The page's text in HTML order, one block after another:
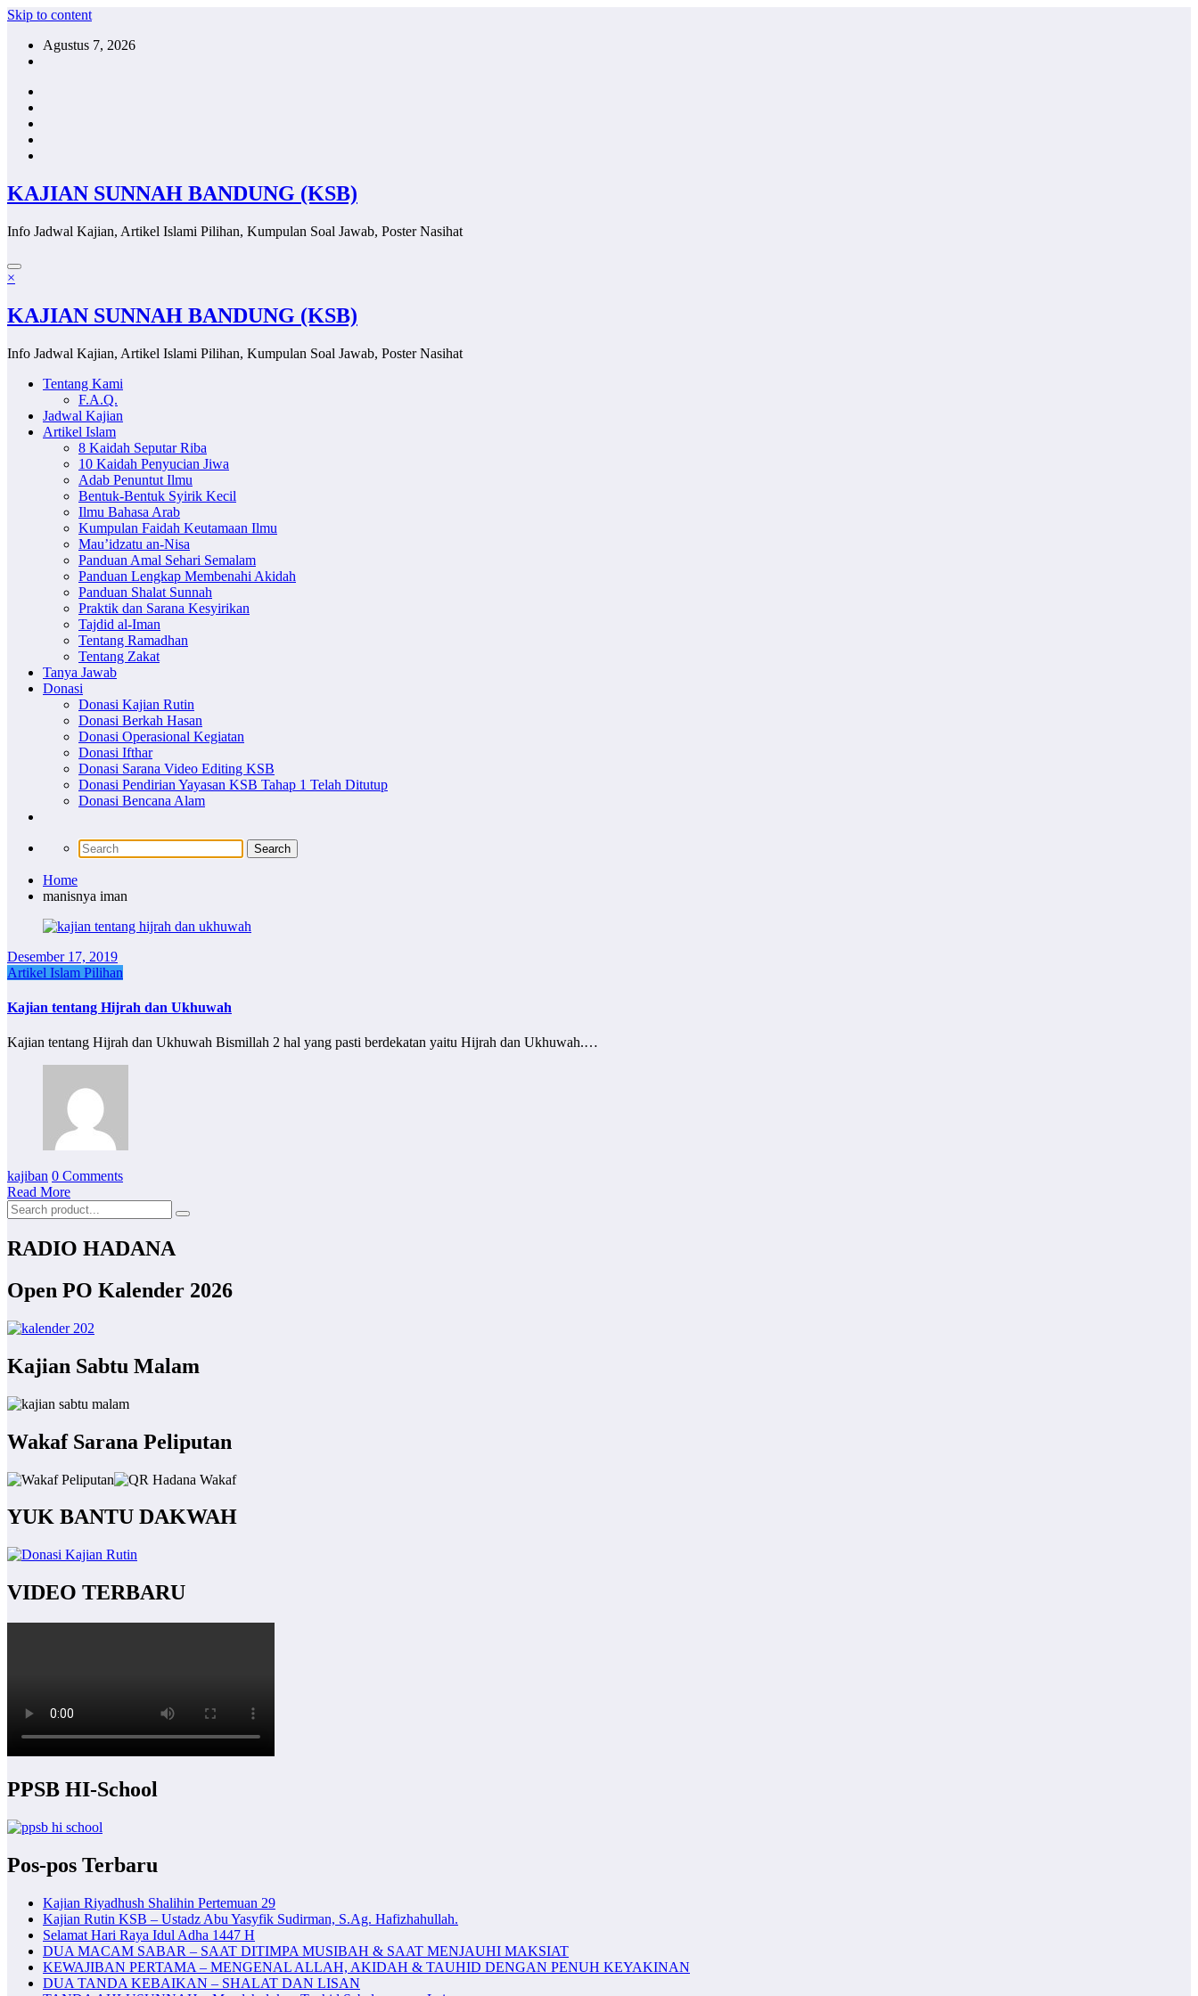
Skip to content
Agustus 7, 2026
KAJIAN SUNNAH BANDUNG (KSB)
Info Jadwal Kajian, Artikel Islami Pilihan, Kumpulan Soal Jawab, Poster Nasihat
×
KAJIAN SUNNAH BANDUNG (KSB)
Info Jadwal Kajian, Artikel Islami Pilihan, Kumpulan Soal Jawab, Poster Nasihat
Tentang Kami
F.A.Q.
Jadwal Kajian
Artikel Islam
8 Kaidah Seputar Riba
10 Kaidah Penyucian Jiwa
Adab Penuntut Ilmu
Bentuk-Bentuk Syirik Kecil
Ilmu Bahasa Arab
Kumpulan Faidah Keutamaan Ilmu
Mau’idzatu an-Nisa
Panduan Amal Sehari Semalam
Panduan Lengkap Membenahi Akidah
Panduan Shalat Sunnah
Praktik dan Sarana Kesyirikan
Tajdid al-Iman
Tentang Ramadhan
Tentang Zakat
Tanya Jawab
Donasi
Donasi Kajian Rutin
Donasi Berkah Hasan
Donasi Operasional Kegiatan
Donasi Ifthar
Donasi Sarana Video Editing KSB
Donasi Pendirian Yayasan KSB Tahap 1 Telah Ditutup
Donasi Bencana Alam
Home
manisnya iman
Desember 17, 2019
Artikel Islam Pilihan
Kajian tentang Hijrah dan Ukhuwah
Kajian tentang Hijrah dan Ukhuwah Bismillah 2 hal yang pasti berdekatan yaitu Hijrah dan Ukhuwah.…
kajiban 0 Comments
Read More
RADIO HADANA
Open PO Kalender 2026
Kajian Sabtu Malam
Wakaf Sarana Peliputan
YUK BANTU DAKWAH
VIDEO TERBARU
PPSB HI-School
Pos-pos Terbaru
Kajian Riyadhush Shalihin Pertemuan 29
Kajian Rutin KSB – Ustadz Abu Yasyfik Sudirman, S.Ag. Hafizhahullah.
Selamat Hari Raya Idul Adha 1447 H
DUA MACAM SABAR – SAAT DITIMPA MUSIBAH & SAAT MENJAUHI MAKSIAT
KEWAJIBAN PERTAMA – MENGENAL ALLAH, AKIDAH & TAUHID DENGAN PENUH KEYAKINAN
DUA TANDA KEBAIKAN – SHALAT DAN LISAN